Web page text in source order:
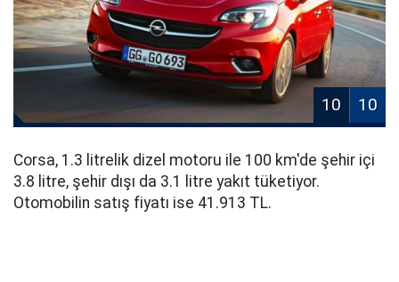
10 10
Corsa, 1.3 litrelik dizel motoru ile 100 km'de şehir içi
3.8 litre, şehir dışı da 3.1 litre yakıt tüketiyor.
Otomobilin satış fiyatı ise 41.913 TL.